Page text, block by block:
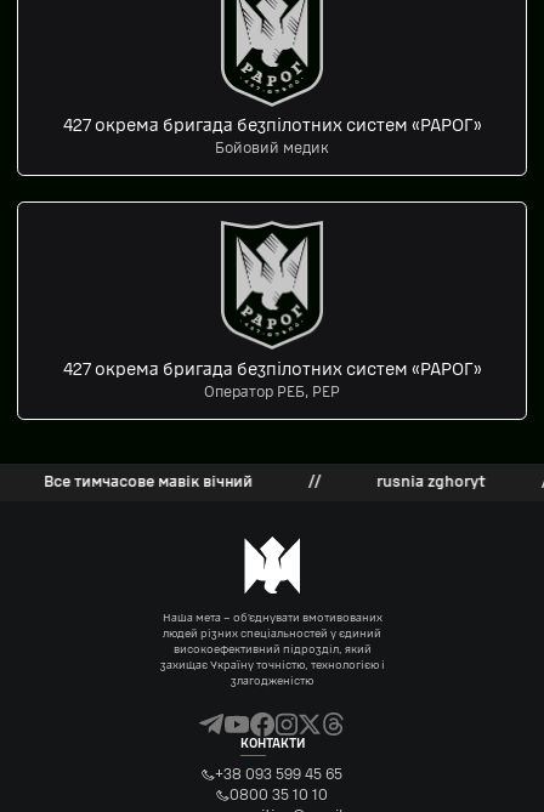
427 окрема бригада безпілотних систем «РАРОГ»
Бойовий медик
427 окрема бригада безпілотних систем «РАРОГ»
Оператор РЕБ, РЕР
Все тимчасове мавік вічний rusnia zghoryt
Наша мета – об’єднувати вмотивованих
людей різних спеціальностей у єдиний
високоефективний підрозділ, який
захищає Україну точністю, технологією і
злагодженістю
КОНТАКТИ
+38 093 599 45 65
0800 35 10 10